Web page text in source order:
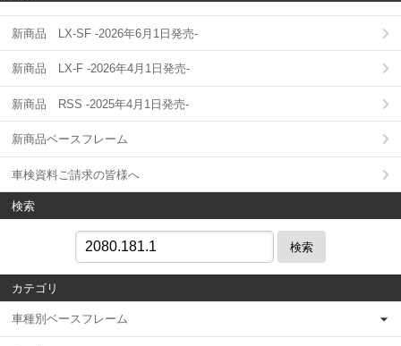
新商品 LX-SF -2026年6月1日発売-
新商品 LX-F -2026年4月1日発売-
新商品 RSS -2025年4月1日発売-
新商品ベースフレーム
車検資料ご請求の皆様へ
検索
検索
カテゴリ
車種別ベースフレーム